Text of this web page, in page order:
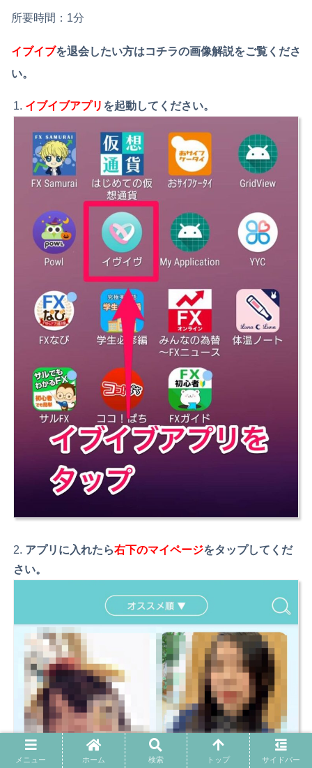
所要時間：1分
イブイブを退会したい方はコチラの画像解説をご覧くださ
い。
イブイブアプリ を起動してください。
アプリに入れたら右下のマイページをタップしてくだ
さい。
メニュー ホーム 検索 トップ サイドバー